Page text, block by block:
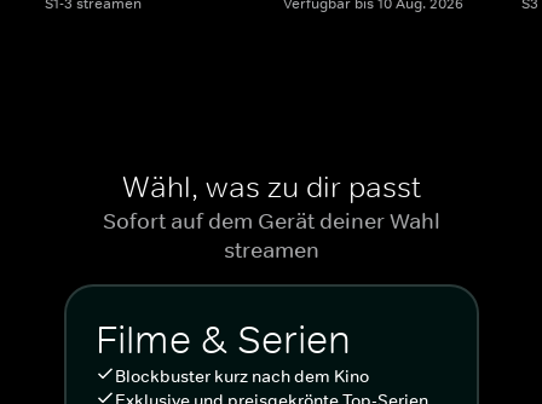
Wähl, was zu dir passt
Sofort auf dem Gerät deiner Wahl
streamen
Filme & Serien
Blockbuster kurz nach dem Kino